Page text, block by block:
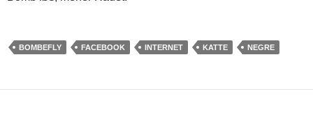
BOMBEFLY FACEBOOK INTERNET KATTE NEGRE